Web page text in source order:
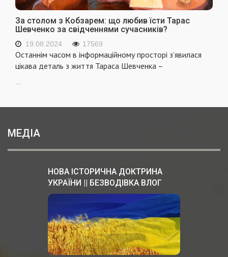
За столом з Кобзарем: що любив їсти Тарас
Шевченко за свідченнями сучасників?
19.08.2024 17569
Останнім часом в інформаційному просторі з’явилася
цікава деталь з життя Тараса Шевченка –
МЕДІА
НОВА ІСТОРИЧНА ДОКТРИНА
УКРАЇНИ || БЕЗВОДІВКА ВЛОГ